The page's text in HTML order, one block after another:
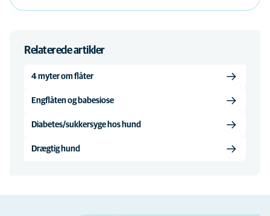
Relaterede artikler
4 myter om flåter
Engflåten og babesiose
Diabetes/sukkersyge hos hund
Drægtig hund